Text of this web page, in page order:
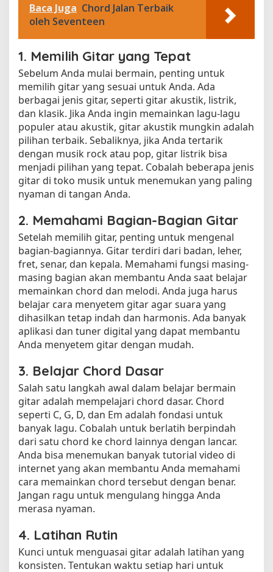
Baca Juga Chord Jalan Terbaik
oleh Seventeen
1. Memilih Gitar yang Tepat
Sebelum Anda mulai bermain, penting untuk
memilih gitar yang sesuai untuk Anda. Ada
berbagai jenis gitar, seperti gitar akustik, listrik,
dan klasik. Jika Anda ingin memainkan lagu-lagu
populer atau akustik, gitar akustik mungkin adalah
pilihan terbaik. Sebaliknya, jika Anda tertarik
dengan musik rock atau pop, gitar listrik bisa
menjadi pilihan yang tepat. Cobalah beberapa jenis
gitar di toko musik untuk menemukan yang paling
nyaman di tangan Anda.
2. Memahami Bagian-Bagian Gitar
Setelah memilih gitar, penting untuk mengenal
bagian-bagiannya. Gitar terdiri dari badan, leher,
fret, senar, dan kepala. Memahami fungsi masing-
masing bagian akan membantu Anda saat belajar
memainkan chord dan melodi. Anda juga harus
belajar cara menyetem gitar agar suara yang
dihasilkan tetap indah dan harmonis. Ada banyak
aplikasi dan tuner digital yang dapat membantu
Anda menyetem gitar dengan mudah.
3. Belajar Chord Dasar
Salah satu langkah awal dalam belajar bermain
gitar adalah mempelajari chord dasar. Chord
seperti C, G, D, dan Em adalah fondasi untuk
banyak lagu. Cobalah untuk berlatih berpindah
dari satu chord ke chord lainnya dengan lancar.
Anda bisa menemukan banyak tutorial video di
internet yang akan membantu Anda memahami
cara memainkan chord tersebut dengan benar.
Jangan ragu untuk mengulang hingga Anda
merasa nyaman.
4. Latihan Rutin
Kunci untuk menguasai gitar adalah latihan yang
konsisten. Tentukan waktu setiap hari untuk